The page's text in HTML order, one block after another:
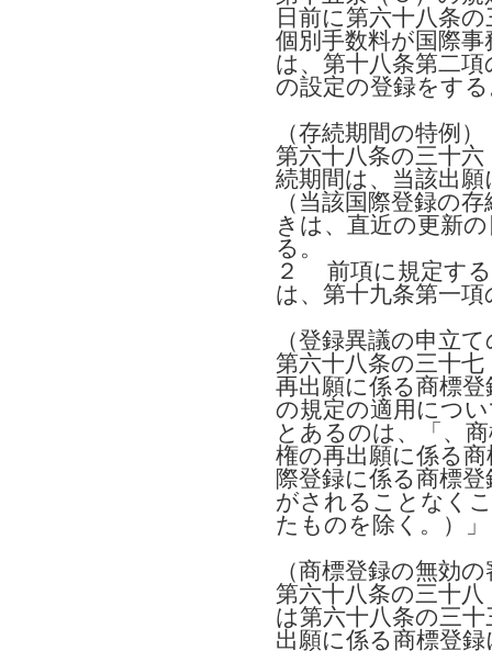
日前に第六十八条
個別手数料が国際
は、第十八条第二
の設定の登録をす
（存続期間の特例）
第六十八条の三十
続期間は、当該出
（当該国際登録の
きは、直近の更新
る。
２ 前項に規定する
は、第十九条第一
（登録異議の申立
第六十八条の三十
再出願に係る商標
の規定の適用につ
とあるのは、「、
権の再出願に係る
際登録に係る商標
がされることなく
たものを除く。）
（商標登録の無効
第六十八条の三十
は第六十八条の三
出願に係る商標登